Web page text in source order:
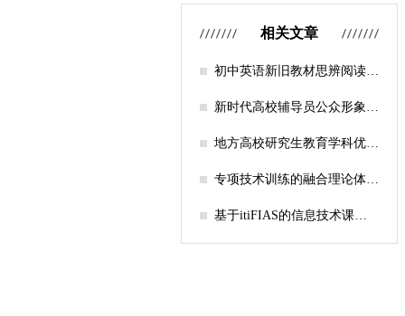
相关文章
初中英语新旧教材思辨阅读任
新时代高校辅导员公众形象塑
地方高校研究生教育学科优化
径探析
专项技术训练的融合理论体系
基于itiFIAS的信息技术课堂